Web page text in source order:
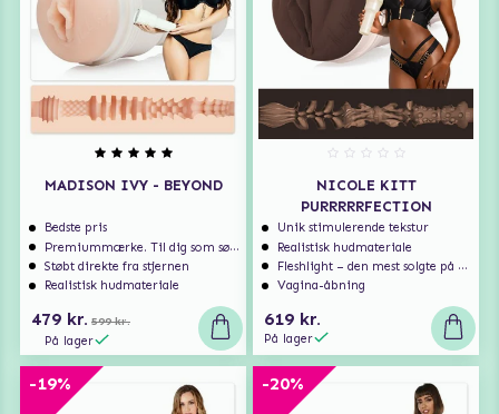
MADISON IVY - BEYOND
Bedste pris
Premiummærke. Til dig som søger ekstra høj kvalitet.
Støbt direkte fra stjernen
Realistisk hudmateriale
479 kr. 599 kr.
På lager
NICOLE KITT
PURRRRRFECTION
Unik stimulerende tekstur
Realistisk hudmateriale
Fleshlight – den mest solgte på markedet
Vagina-åbning
619 kr.
På lager
-19% -20%